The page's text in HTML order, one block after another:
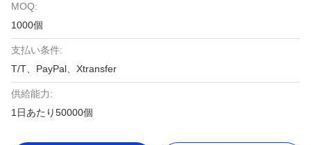
MOQ:
1000個
支払い条件:
T/T、PayPal、Xtransfer
供給能力:
1日あたり50000個